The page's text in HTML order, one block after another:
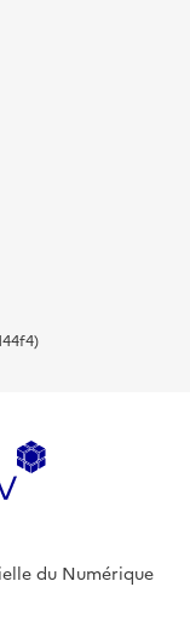
du Numérique